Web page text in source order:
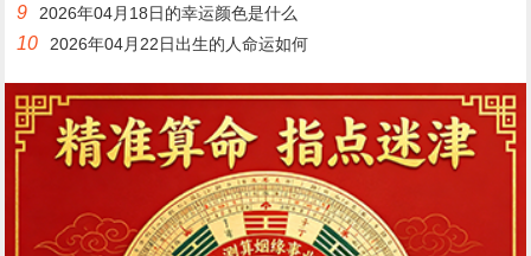
9 2026年04月18日的幸运颜色是什么
10 2026年04月22日出生的人命运如何